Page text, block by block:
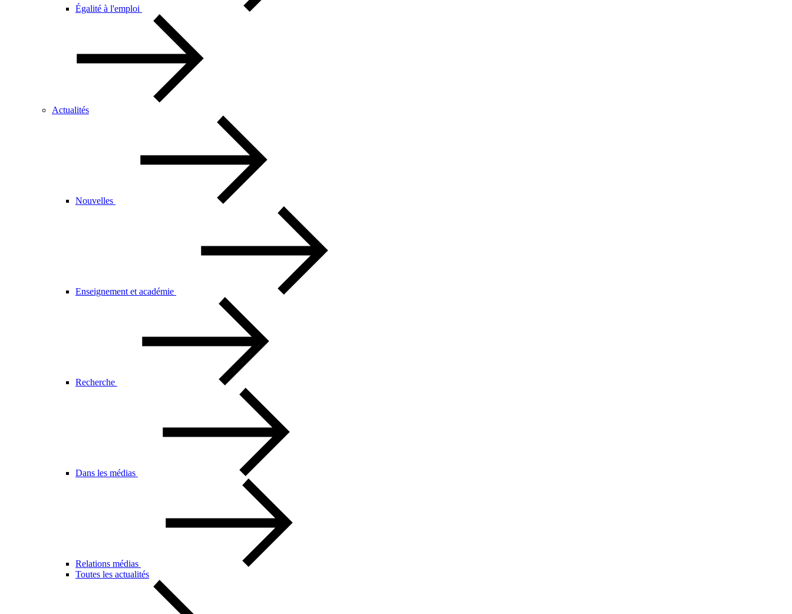
Égalité à l'emploi
Actualités
Nouvelles
Enseignement et académie
Recherche
Dans les médias
Relations médias
Toutes les actualités